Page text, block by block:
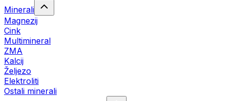
Minerali
Magnezij
Cink
Multimineral
ZMA
Kalcij
Željezo
Elektroliti
Ostali minerali